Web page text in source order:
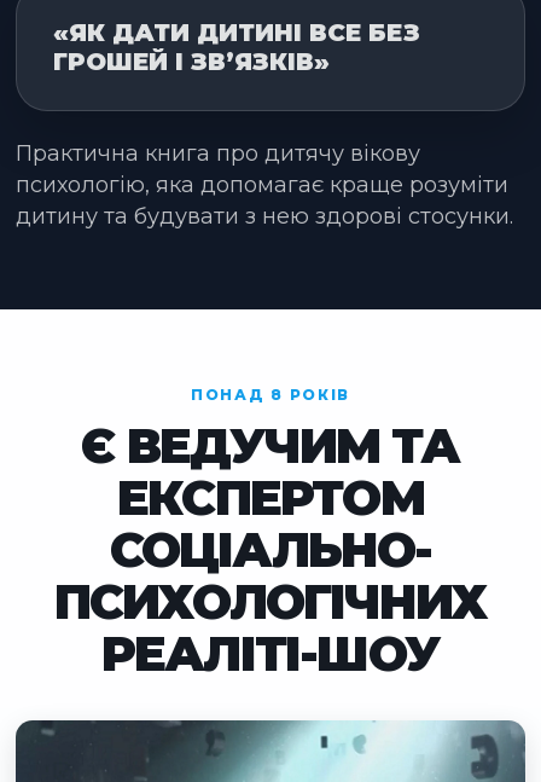
«ЯК ДАТИ ДИТИНІ ВСЕ БЕЗ
ГРОШЕЙ І ЗВ’ЯЗКІВ»
Практична книга про дитячу вікову
психологію, яка допомагає краще розуміти
дитину та будувати з нею здорові стосунки.
ПОНАД 8 РОКІВ
Є ВЕДУЧИМ ТА
ЕКСПЕРТОМ
СОЦІАЛЬНО-
ПСИХОЛОГІЧНИХ
РЕАЛІТІ-ШОУ